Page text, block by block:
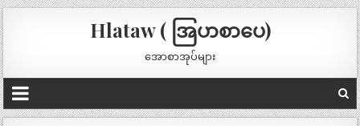
Hlataw ( အြပာစာပေ)
အောစာအုပ်များ